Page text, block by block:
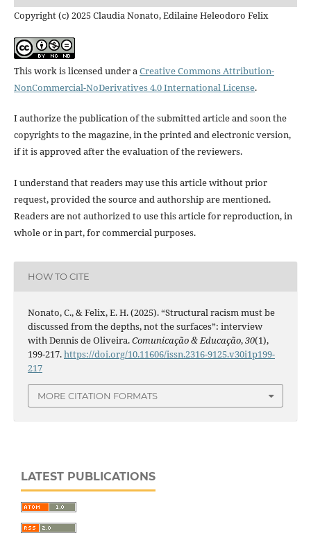
Copyright (c) 2025 Claudia Nonato, Edilaine Heleodoro Felix
This work is licensed under aCreative Commons Attribution-
NonCommercial-NoDerivatives 4.0 International License.
I authorize the publication of the submitted article and soon the
copyrights to the magazine, in the printed and electronic version,
if it is approved after the evaluation of the reviewers.
I understand that readers may use this article without prior
request, provided the source and authorship are mentioned.
Readers are not authorized to use this article for reproduction, in
whole or in part, for commercial purposes.
HOW TO CITE
Nonato, C., & Felix, E. H. (2025). “Structural racism must be
discussed from the depths, not the surfaces”: interview
with Dennis de Oliveira.Comunicação & Educação,30(1),
199-217.https://doi.org/10.11606/issn.2316-9125.v30i1p199-
217
MORE CITATION FORMATS
LATEST PUBLICATIONS